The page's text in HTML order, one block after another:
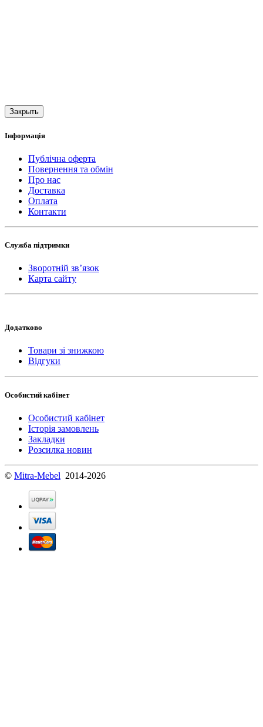
Закрыть
Інформація
Публічна оферта
Повернення та обмін
Про нас
Доставка
Оплата
Контакти
Служба підтримки
Зворотній зв’язок
Карта сайту
Додатково
Товари зі знижкою
Відгуки
Особистий кабінет
Особистий кабінет
Історія замовлень
Закладки
Розсилка новин
© Mitra-Mebel 2014-2026